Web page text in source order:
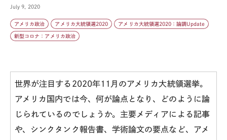
July 9, 2020
アメリカ政治 アメリカ大統領選2020 アメリカ大統領選2020：論調Update
新型コロナ：アメリカ政治
世界が注目する2020年11月のアメリカ大統領選挙。
アメリカ国内では今、何が論点となり、どのように論
じられているのでしょうか。主要メディアによる記事
や、シンクタンク報告書、学術論文の要点など、アメ